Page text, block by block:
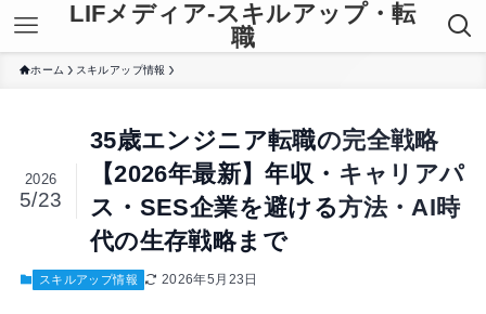
LIFメディア-スキルアップ・転
職
ホーム スキルアップ情報
35歳エンジニア転職の完全戦略
【2026年最新】年収・キャリアパ
ス・SES企業を避ける方法・AI時
代の生存戦略まで
2026
5/23
スキルアップ情報 2026年5月23日